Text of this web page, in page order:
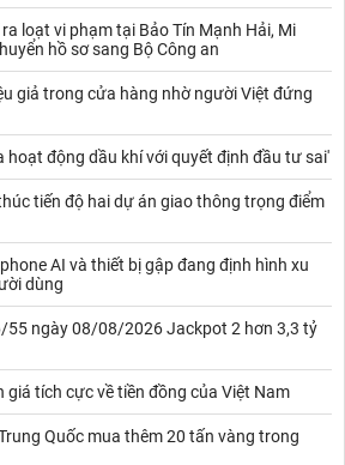
loạt vi phạm tại Bảo Tín Mạnh Hải, Mi
hồ sơ sang Bộ Công an
giả trong cửa hàng nhờ người Việt đứng
hoạt động dầu khí với quyết định đầu tư sai'
tiến độ hai dự án giao thông trọng điểm
AI và thiết bị gập đang định hình xu
dùng
55 ngày 08/08/2026 Jackpot 2 hơn 3,3 tỷ
giá tích cực về tiền đồng của Việt Nam
Quốc mua thêm 20 tấn vàng trong